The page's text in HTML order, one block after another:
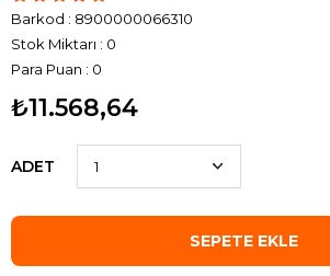
Barkod : 8900000066310
Stok Miktarı : 0
Para Puan : 0
₺11.568,64
ADET